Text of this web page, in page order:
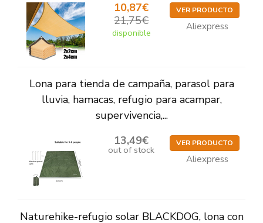
10,87€
21,75€
disponible
VER PRODUCTO
Aliexpress
Lona para tienda de campaña, parasol para
lluvia, hamacas, refugio para acampar,
supervivencia,...
13,49€
out of stock
VER PRODUCTO
Aliexpress
Naturehike-refugio solar BLACKDOG, lona con